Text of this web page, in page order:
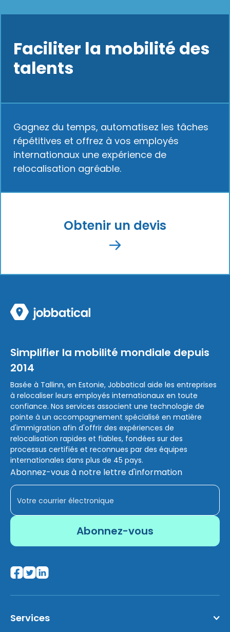
Faciliter la mobilité des
talents
Gagnez du temps, automatisez les tâches
répétitives et offrez à vos employés
internationaux une expérience de
relocalisation agréable.
Obtenir un devis
Simplifier la mobilité mondiale depuis
2014
Basée à Tallinn, en Estonie, Jobbatical aide les entreprises
à relocaliser leurs employés internationaux en toute
confiance. Nos services associent une technologie de
pointe à un accompagnement spécialisé en matière
d'immigration afin d'offrir des expériences de
relocalisation rapides et fiables, fondées sur des
processus certifiés et reconnues par des équipes
internationales dans plus de 45 pays.
Abonnez-vous à notre lettre d'information
Services